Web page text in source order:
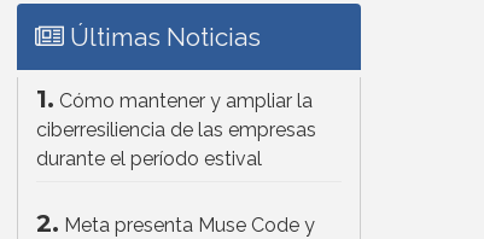
Últimas Noticias
1. Cómo mantener y ampliar la
ciberresiliencia de las empresas
durante el período estival
2. Meta presenta Muse Code y